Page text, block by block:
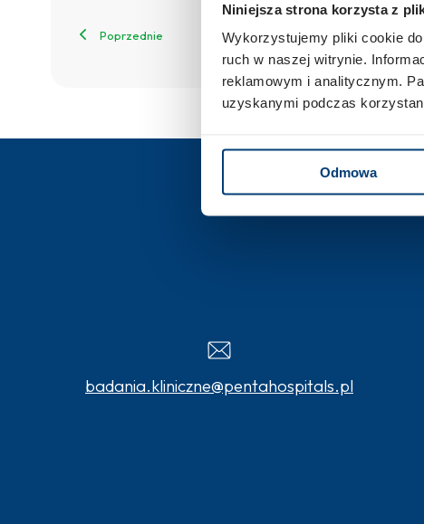
Niniejsza strona korzysta z
Wykorzystujemy pliki cookie
ruch w naszej witrynie.
reklamowym i analitycznym.
uzyskanymi podczas
Odmowa
Poprzednie
badania.kliniczne@pentahospitals.pl